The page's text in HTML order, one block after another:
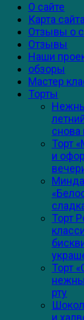
О сайте
Карта сайта
Отзывы о
Отзывы
Наши
обзоры
Мастер
Торты
снова
Торт
и
Торт
Торт
рту
и